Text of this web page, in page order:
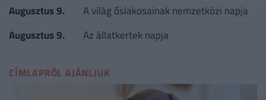
Augusztus 9.
A világ őslakosainak nemzetközi napja
Augusztus 9.
Az állatkertek napja
CÍMLAPRÓL AJÁNLJUK